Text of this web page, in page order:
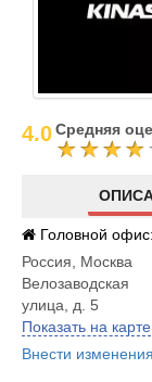
4.0Средняя
Головной офис:
Россия
Москва
Велозаводская
улица, д. 5
Показать на карте
Внести изменения